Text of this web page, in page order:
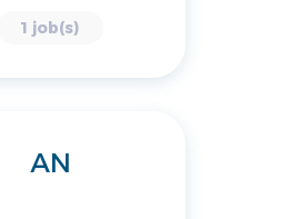
1 job(s)
AN